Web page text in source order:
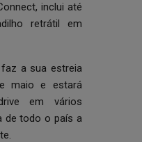
inclui até
retrátil em
a sua estreia
maio e estará
em vários
de todo o país a